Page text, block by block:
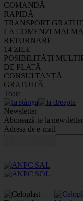
COMANDĂ
RAPIDĂ
TRANSPORT
LA COMENZI MAI
RETURNARE
14 ZILE
POSIBILITĂȚI
DE PLATĂ
CONSULTANȚĂ
GRATUITĂ
Toate
Newsletter
Abonează-te la
Adresa de e-mail